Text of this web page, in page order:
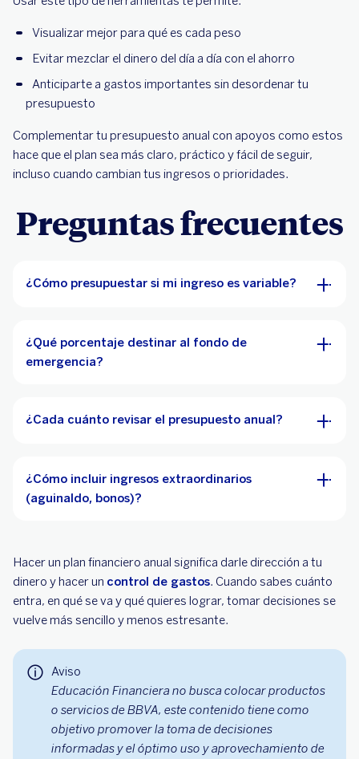
Visualizar mejor para qué es cada peso
Evitar mezclar el dinero del día a día con el ahorro
Anticiparte a gastos importantes sin desordenar tu
presupuesto
Complementar tu presupuesto anual con apoyos como estos
hace que el plan sea más claro, práctico y fácil de seguir,
incluso cuando cambian tus ingresos o prioridades.
Preguntas frecuentes
¿Cómo presupuestar si mi ingreso es variable?
¿Qué porcentaje destinar al fondo de
emergencia?
¿Cada cuánto revisar el presupuesto anual?
¿Cómo incluir ingresos extraordinarios
(aguinaldo, bonos)?
Hacer un plan financiero anual significa darle dirección a tu
dinero y hacer un control de gastos. Cuando sabes cuánto
entra, en qué se va y qué quieres lograr, tomar decisiones se
vuelve más sencillo y menos estresante.
Aviso
Educación Financiera no busca colocar productos
o servicios de BBVA, este contenido tiene como
objetivo promover la toma de decisiones
informadas y el óptimo uso y aprovechamiento de